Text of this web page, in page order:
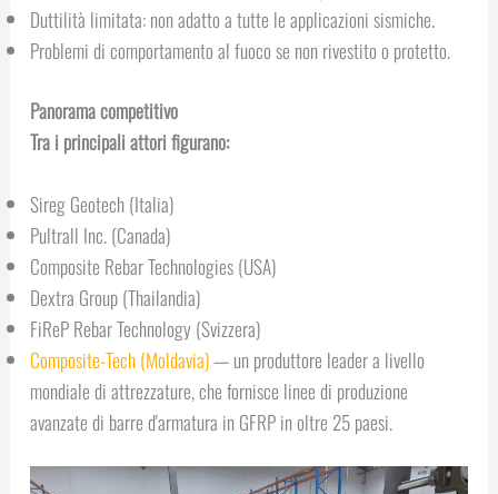
Duttilità limitata: non adatto a tutte le applicazioni sismiche.
Problemi di comportamento al fuoco se non rivestito o protetto.
Panorama competitivo
Tra i principali attori figurano:
Sireg Geotech (Italia)
Pultrall Inc. (Canada)
Composite Rebar Technologies (USA)
Dextra Group (Thailandia)
FiReP Rebar Technology (Svizzera)
Composite-Tech (Moldavia)— un produttore leader a livello
mondiale di attrezzature, che fornisce linee di produzione
avanzate di barre d'armatura in GFRP in oltre 25 paesi.